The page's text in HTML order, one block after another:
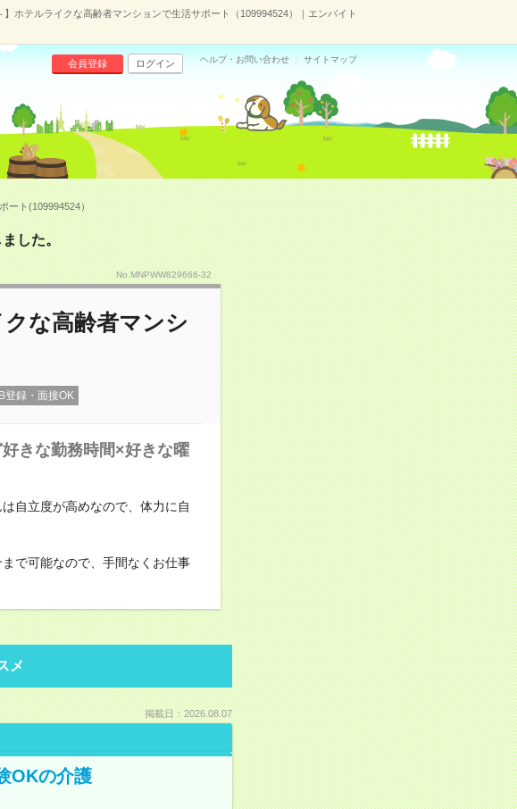
ホテルライクな高齢者マンションで生活サポート（109994524）｜エンバイト
会員登録 ログイン ヘルプ・お問い合わせ サイトマップ
ート(109994524）
した。
No.MNPWW829666-32
な高齢者マンシ
登録・面接OK
きな勤務時間×好きな曜
自立度が高めなので、体力に自
で可能なので、手間なくお仕事
メ
掲載日：2026.08.07
OKの介護